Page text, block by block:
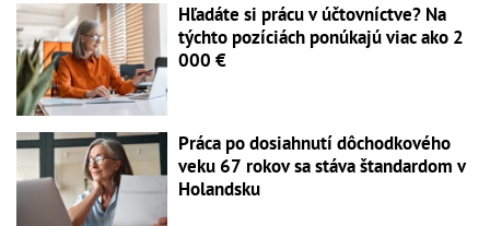
Hľadáte si prácu v účtovníctve? Na
týchto pozíciách ponúkajú viac ako 2
000 €
Práca po dosiahnutí dôchodkového
veku 67 rokov sa stáva štandardom v
Holandsku